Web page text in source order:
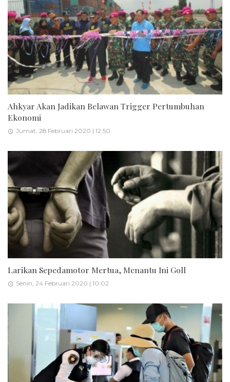
Ahkyar Akan Jadikan Belawan Trigger Pertumbuhan
Ekonomi
Jumat, 28 Februari 2020 | 12:50
Larikan Sepedamotor Mertua, Menantu Ini Goll
Senin, 24 Februari 2020 | 10:02